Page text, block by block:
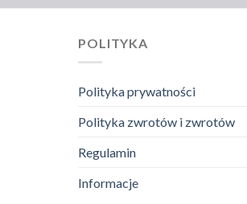
POLITYKA
Polityka prywatności
Polityka zwrotów i zwrotów
Regulamin
Informacje